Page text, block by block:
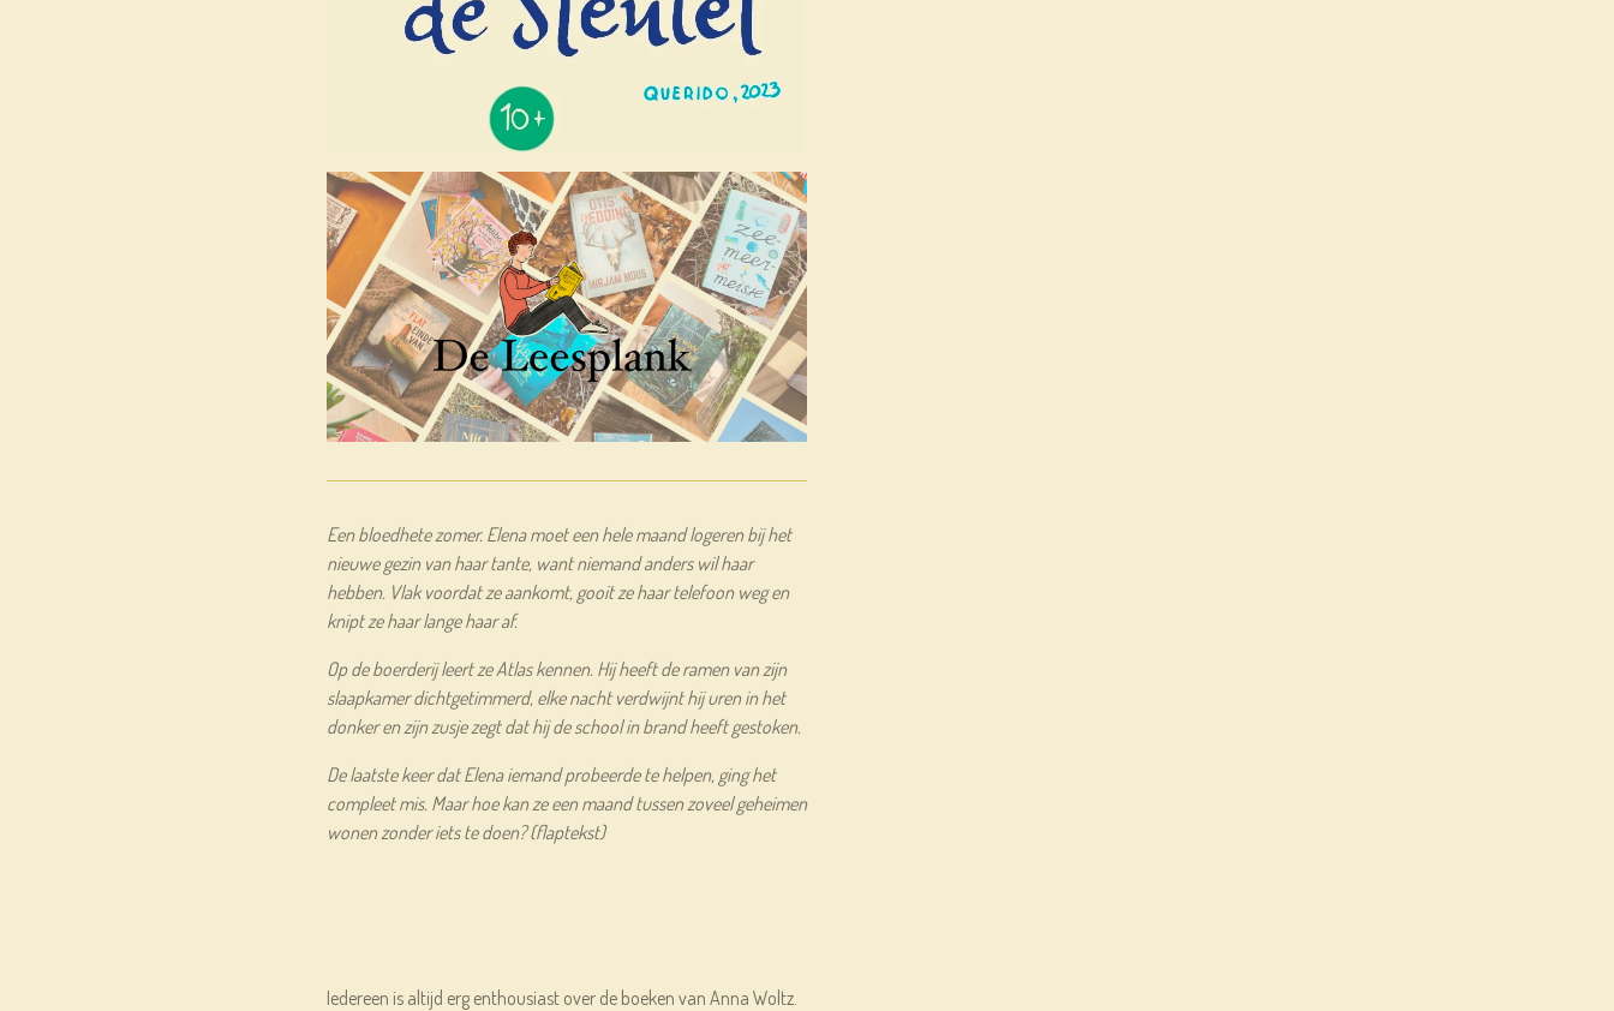
Een bloedhete zomer. Elena moet een hele maand logeren bij het
nieuwe gezin van haar tante, want niemand anders wil haar
hebben. Vlak voordat ze aankomt, gooit ze haar telefoon weg en
knipt ze haar lange haar af.
Op de boerderij leert ze Atlas kennen. Hij heeft de ramen van zijn
slaapkamer dichtgetimmerd, elke nacht verdwijnt hij uren in het
donker en zijn zusje zegt dat hij de school in brand heeft gestoken.
De laatste keer dat Elena iemand probeerde te helpen, ging het
compleet mis. Maar hoe kan ze een maand tussen zoveel geheimen
wonen zonder iets te doen? (flaptekst)
Iedereen is altijd erg enthousiast over de boeken van Anna Woltz.